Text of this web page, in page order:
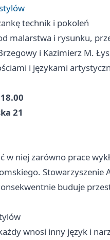
technik i pokoleń
malarstwa i rysunku,
i Kazimierz M.
i językami
21
niej zarówno prace
Stowarzyszenie
buduje
wnosi inny język i